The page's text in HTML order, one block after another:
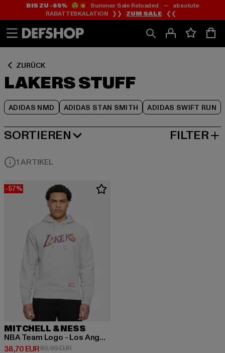
Zum
Inhalt
springen
Zum
Fußzeile
springen
BIS ZU -65%😲💥 Summer Sale Reloaded — absolute
RABATTESKALATION ❯❯ ZUM SALE ❮❮
ZURÜCK
LAKERS STUFF
ADIDAS NMD ADIDAS STAN SMITH ADIDAS SWIFT RUN
Zum
Produktraster
springen
SORTIEREN
BELIEBTESTE FILTER
1 ARTIKEL
-57%
MITCHELL & NESS
NBA Team Logo - Los Angeles Lakers
38,70 EUR
Derzeitiger Preis: 38,70 EUR
89,99 EURAktionspreis: 89,99 EUR